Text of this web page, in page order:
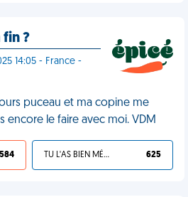
fin ?
14:05 - France -
puceau et ma copine me
encore le faire avec moi. VDM
584 TU L'AS BIEN MÉRITÉ 625